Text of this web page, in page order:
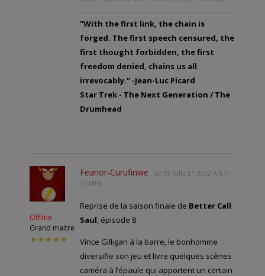
"With the first link, the chain is
forged. The first speech censured, the
first thought forbidden, the first
freedom denied, chains us all
irrevocably." -Jean-Luc Picard
Star Trek - The Next Generation / The
Drumhead
Offline
Grand maitre
★★★★★
Feanor-Curufinwe LE 13 JUILLET 2022 À 0 H
13 MIN
Reprise de la saison finale de Better Call
Saul, épisode 8.
Vince Gilligan à la barre, le bonhomme
diversifie son jeu et livre quelques scènes
caméra à l’épaule qui apportent un certain